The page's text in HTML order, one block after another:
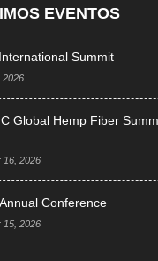
EVENTOS
Summit
2026
Global Hemp Fiber
16, 2026
Conference
15, 2026